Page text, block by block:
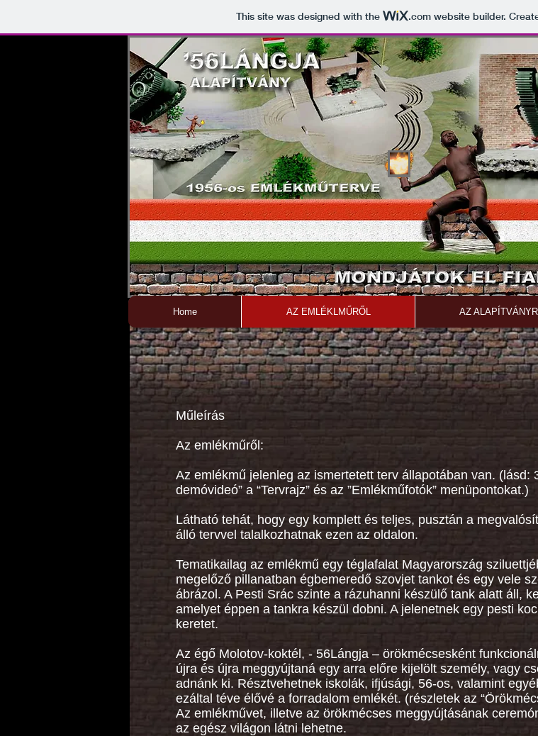
This site was designed with the .comwebsite builder.
Home AZ EMLÉKLMŰRŐL AZ
Műleírás
Az emlékműről:
Az emlékmű jelenleg az ismertetett terv állapotában van. (lásd:
demóvideó” a “Tervrajz” és az ”Emlékműfotók” menüpontokat.)
Látható tehát, hogy egy komplett és teljes, pusztán a
álló tervvel talalkozhatnak ezen az oldalon.
Tematikailag az emlékmű egy téglafalat Magyarország
megelőző pillanatban égbemeredő szovjet tankot és egy vele
ábrázol. A Pesti Srác szinte a rázuhanni készülő tank alatt áll,
amelyet éppen a tankra készül dobni. A jelenetnek egy pesti
keretet.
Az égő Molotov-koktél, - 56Lángja – örökmécsesként
újra és újra meggyújtaná egy arra előre kijelölt személy, vagy
adnánk ki. Résztvehetnek iskolák, ifjúsági, 56-os, valamint
ezáltal téve élővé a forradalom emlékét. (részletek az
Az emlékművet, illetve az örökmécses meggyújtásának
az egész világon látni lehetne.